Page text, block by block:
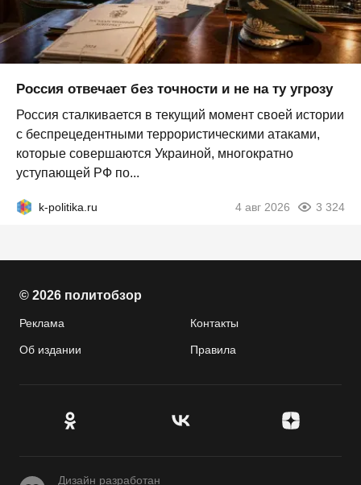
Россия отвечает без точности и не на ту угрозу
Россия сталкивается в текущий момент своей истории
с беспрецедентными террористическими атаками,
которые совершаются Украиной, многократно
уступающей РФ по...
k-politika.ru 4 авг 2026 3 324
© 2026 политобзор
Реклама Контакты
Об издании Правила